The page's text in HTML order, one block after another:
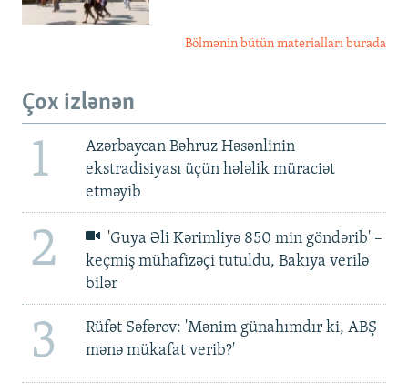
Bölmənin bütün materialları burada
Çox izlənən
1
Azərbaycan Bəhruz Həsənlinin
ekstradisiyası üçün hələlik müraciət
etməyib
2
'Guya Əli Kərimliyə 850 min göndərib' –
keçmiş mühafizəçi tutuldu, Bakıya verilə
bilər
3
Rüfət Səfərov: 'Mənim günahımdır ki, ABŞ
mənə mükafat verib?'